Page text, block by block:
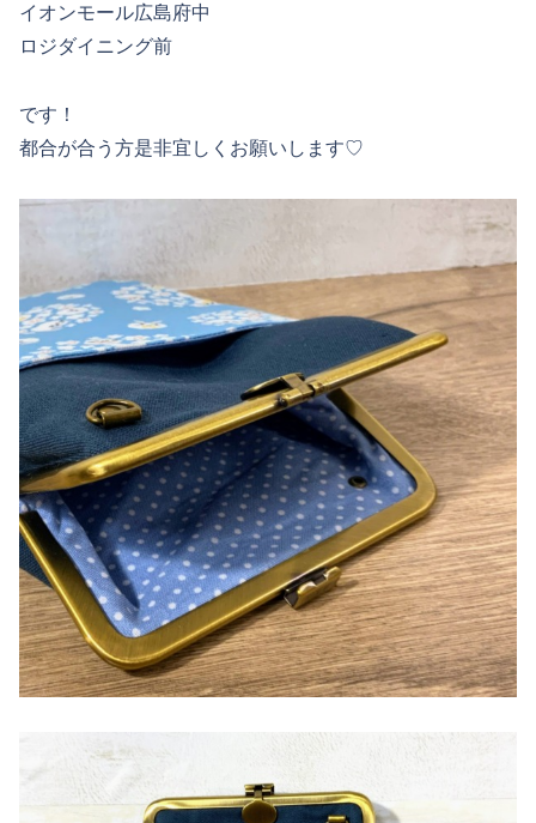
イオンモール広島府中
ロジダイニング前
です！
都合が合う方是非宜しくお願いします♡